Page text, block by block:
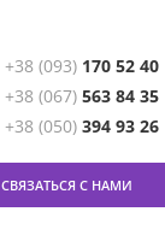
+38 (093) 170 52 40
+38 (067) 563 84 35
+38 (050) 394 93 26
СВЯЗАТЬСЯ С НАМИ